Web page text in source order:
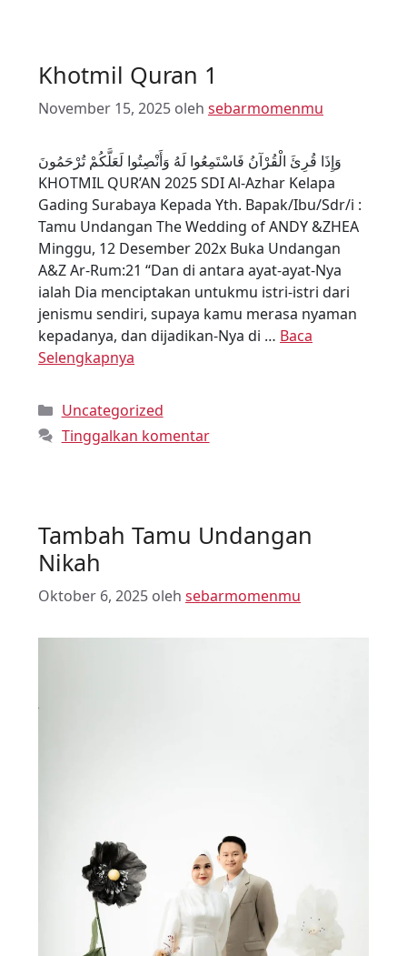
Khotmil Quran 1
November 15, 2025 oleh sebarmomenmu
وَإِذَا قُرِئَ الْقُرْآنُ فَاسْتَمِعُوا لَهُ وَأَنْصِتُوا لَعَلَّكُمْ تُرْحَمُونَ
KHOTMIL QUR’AN 2025 SDI Al-Azhar Kelapa
Gading Surabaya Kepada Yth. Bapak/Ibu/Sdr/i :
Tamu Undangan The Wedding of ANDY &ZHEA
Minggu, 12 Desember 202x Buka Undangan
A&Z Ar-Rum:21 “Dan di antara ayat-ayat-Nya
ialah Dia menciptakan untukmu istri-istri dari
jenismu sendiri, supaya kamu merasa nyaman
kepadanya, dan dijadikan-Nya di … Baca
Selengkapnya
Uncategorized
Tinggalkan komentar
Tambah Tamu Undangan
Nikah
Oktober 6, 2025 oleh sebarmomenmu